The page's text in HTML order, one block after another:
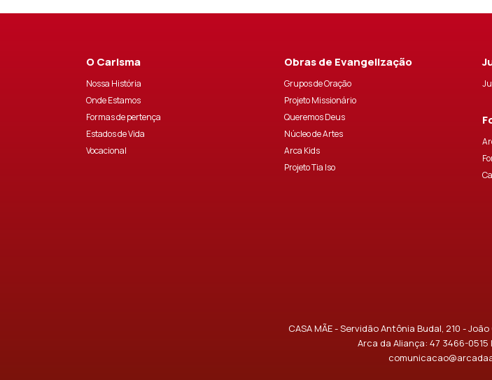
O Carisma
Nossa História
Onde Estamos
Formas de pertença
Estados de Vida
Vocacional
Obras de Evangelização
Grupos de Oração
Projeto Missionário
Queremos Deus
Núcleo de Artes
Arca Kids
Projeto Tia Iso
CASA MÃE - Servidão Antônia Budal, 210 -
Arca da Aliança: 47 3466-0515